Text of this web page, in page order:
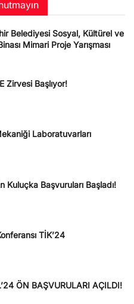
Belediyesi Sosyal, Kültürel ve
Mimari Proje Yarışması
Zirvesi Başlıyor!
Laboratuvarları
Kuluçka Başvuruları Başladı!
TİK’24
ÖN BAŞVURULARI AÇILDI!